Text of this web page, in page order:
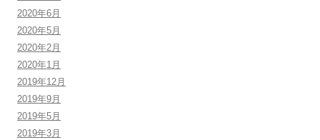
2020年6月
2020年5月
2020年2月
2020年1月
2019年12月
2019年9月
2019年5月
2019年3月